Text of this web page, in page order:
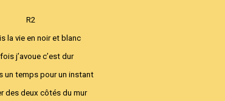
R2
la vie en noir et blanc
j’avoue c’est dur
un temps pour un instant
des deux côtés du mur